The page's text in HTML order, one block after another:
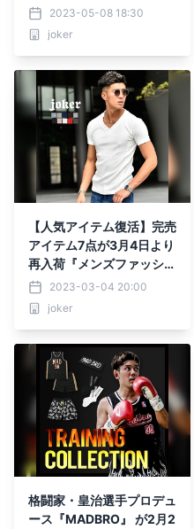
5点が5月8日に発売開始。
2023-05-08 18:30
joker
【人気アイテム復活】完売
アイテム7点が3月4日より
再入荷『メンズファッショ
ン joker(ジョーカー)』
2023-03-04 20:00
joker
格闘家・皇治選手プロデュ
ース『MADBRO』 が2月2